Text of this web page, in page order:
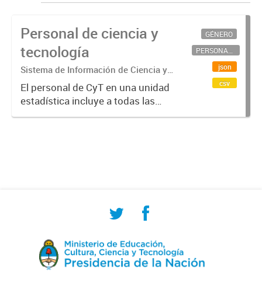
Personal de ciencia y
tecnología
Sistema de Información de Ciencia y
Tecnología Argentino (SICYTAR)
El personal de CyT en una unidad
estadística incluye a todas las
personas involucradas
GÉNERO
PERSONAL CIENTÍFICO-TECNOLÓGICO
json
csv